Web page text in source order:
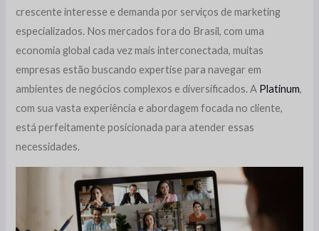
crescente interesse e demanda por serviços de marketing
especializados. Nos mercados fora do Brasil, com uma
economia global cada vez mais interconectada, muitas
empresas estão buscando expertise para navegar em
ambientes de negócios complexos e diversificados. A Platinum,
com sua vasta experiência e abordagem focada no cliente,
está perfeitamente posicionada para atender essas
necessidades.